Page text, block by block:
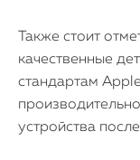
iMac
Mac Mini
Также стоит
качественные
стандартам
устройства